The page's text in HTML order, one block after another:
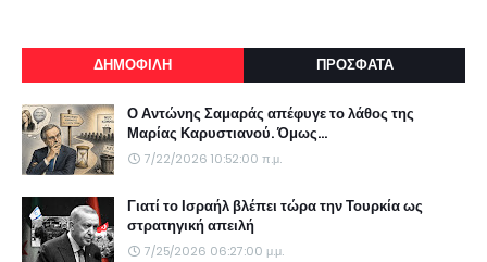
ΔΗΜΟΦΙΛΗ ΠΡΟΣΦΑΤΑ
Ο Αντώνης Σαμαράς απέφυγε το λάθος της
Μαρίας Καρυστιανού. Όμως...
7/22/2026 10:52:00 π.μ.
Γιατί το Ισραήλ βλέπει τώρα την Τουρκία ως
στρατηγική απειλή
7/25/2026 06:27:00 μ.μ.